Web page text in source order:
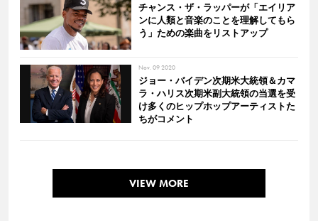
チャンス・ザ・ラッパーが「エイリア
ンに人類と音楽のことを理解してもら
う」ための楽曲をリストアップ
Nov. 09 2020
ジョー・バイデン次期米大統領＆カマ
ラ・ハリス次期米副大統領の当選を受
け多くのヒップホップアーティストた
ちがコメント
VIEW MORE